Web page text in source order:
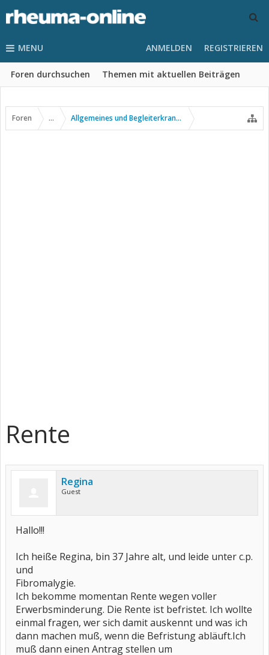
MENU
Foren durchsuchen Themen mit aktuellen Beiträgen
ANMELDEN REGISTRIEREN
Foren ... Allgemeines und Begleiterkrankungen
Rente
Regina
Guest
Hallo!!!
Ich heiße Regina, bin 37 Jahre alt, und leide unter c.p.
und
Fibromalygie.
Ich bekomme momentan Rente wegen voller
Erwerbsminderung. Die Rente ist befristet. Ich wollte
einmal fragen, wer sich damit auskennt und was ich
dann machen muß, wenn die Befristung abläuft.Ich
muß dann einen Antrag stellen um